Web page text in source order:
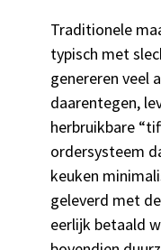
Traditionele
typisch met
genereren veel
daarentegen,
herbruikbare
ordersysteem
keuken
geleverd met
eerlijk betaald